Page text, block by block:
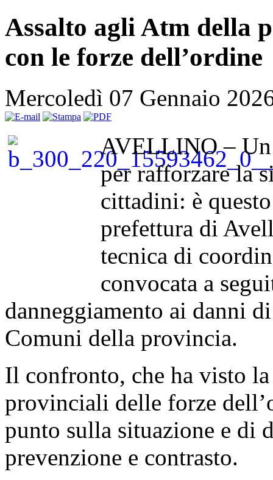
Assalto agli Atm della
con le forze dell’ordine
Mercoledì 07 Gennaio
AVELLINO –
per rafforzare la
cittadini: è
prefettura di
tecnica di
convocata a
danneggiamento ai danni
Comuni della provincia.
Il confronto, che ha visto
provinciali delle forze
punto sulla situazione e di
prevenzione e contrasto.